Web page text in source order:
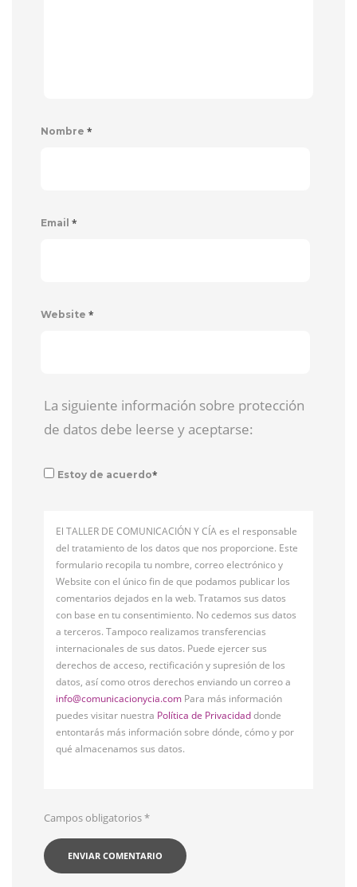
Nombre *
Email *
Website *
La siguiente información sobre protección
de datos debe leerse y aceptarse:
Estoy de acuerdo*
El TALLER DE COMUNICACIÓN Y CÍA es el responsable
del tratamiento de los datos que nos proporcione. Este
formulario recopila tu nombre, correo electrónico y
Website con el único fin de que podamos publicar los
comentarios dejados en la web. Tratamos sus datos
con base en tu consentimiento. No cedemos sus datos
a terceros. Tampoco realizamos transferencias
internacionales de sus datos. Puede ejercer sus
derechos de acceso, rectificación y supresión de los
datos, así como otros derechos enviando un correo a
info@comunicacionycia.com Para más información
puedes visitar nuestra Política de Privacidaddonde
entontarás más información sobre dónde, cómo y por
qué almacenamos sus datos.
Campos obligatorios*